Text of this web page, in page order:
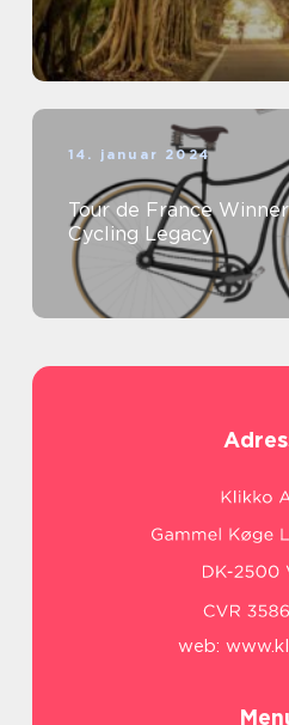
14. januar 2024
Tour de France
Cycling Legacy
web: